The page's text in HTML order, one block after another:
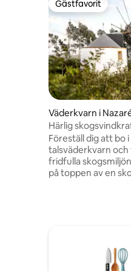
Gästfavorit
Gästfavorit
Väderkvarn i
Härlig
från stranden
Föreställ dig att bo
talsväderkvarn och
fridfulla skogsmiljön. Väderkvarnen
på toppen av en
att du kan njuta av
stigarna och bada
den pittoreska
Martinho och